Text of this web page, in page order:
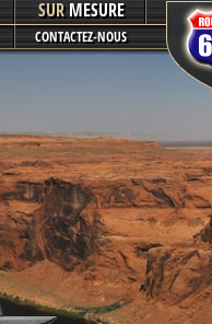
SURMESURE
CONTACTEZ-NOUS